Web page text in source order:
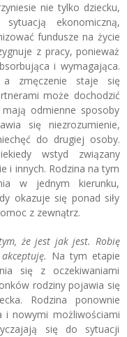
nie tylko dziecku,
ekonomiczną,
fundusze na życie
z pracy, ponieważ
i wymagająca.
a zmęczenie staje się
może dochodzić
odmienne sposoby
się niezrozumienie,
do drugiej osoby.
wstyd związany
i innych. Rodzina na tym
w jednym kierunku,
okazuje się ponad siły
z zewnątrz.
że jest jak jest. Robię
Na tym etapie
się z oczekiwaniami
rodziny pojawia się
Rodzina ponownie
i nowymi możliwościami